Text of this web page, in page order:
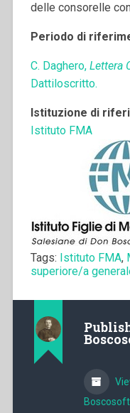
delle consorelle
Periodo di
C. Daghero, Lettera
Dattiloscritto.
Istituzione di
Istituto FMA
Tags: Istituto FMA,
superiore/a
Boscosoft